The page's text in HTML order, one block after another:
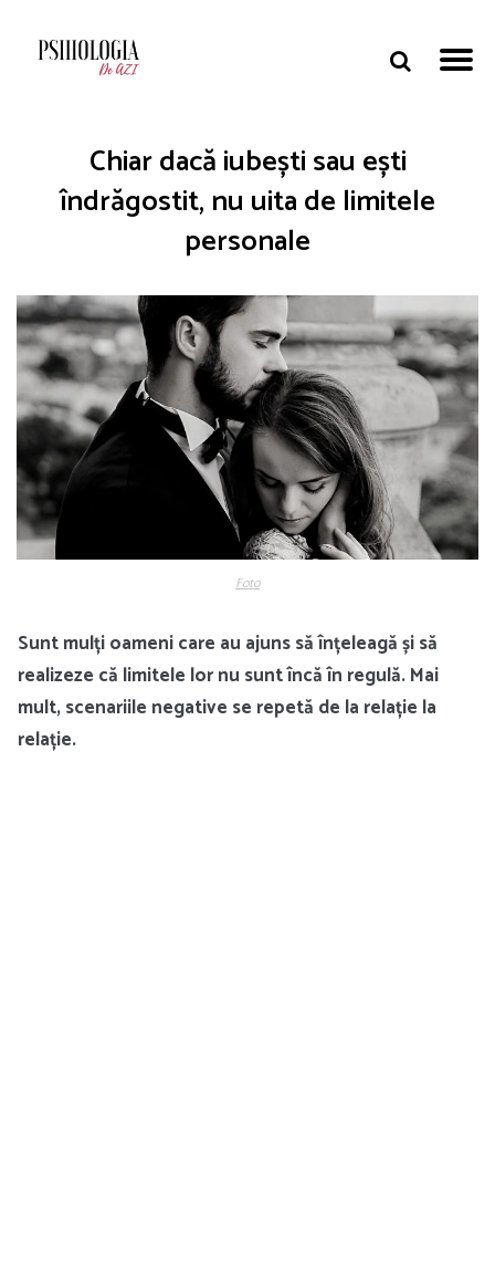
Chiar dacă iubești sau ești
îndrăgostit, nu uita de limitele
personale
Foto
Sunt mulți oameni care au ajuns să înțeleagă și să
realizeze că limitele lor nu sunt încă în regulă. Mai
mult, scenariile negative se repetă de la relație la
relație.